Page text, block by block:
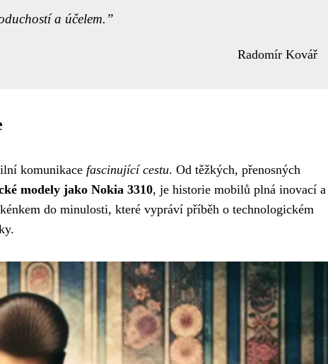
a účelem.
Radomír Kovář
komunikace fascinující cestu. Od těžkých, přenosných
modely jako Nokia 3310, je historie mobilů plná inovací a
do minulosti, které vypráví příběh o technologickém